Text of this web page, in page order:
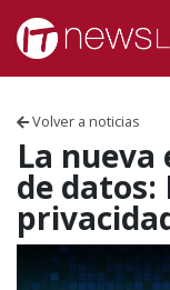
Skip to content
Volver a noticias
La
de datos: